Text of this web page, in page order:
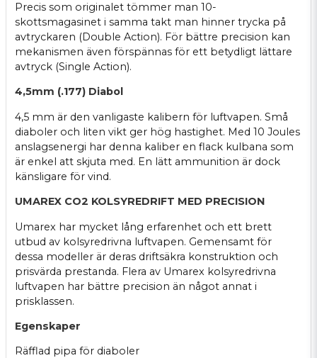
Precis som originalet tömmer man 10-
skottsmagasinet i samma takt man hinner trycka på
avtryckaren (Double Action). För bättre precision kan
mekanismen även förspännas för ett betydligt lättare
avtryck (Single Action).
4,5mm (.177) Diabol
4,5 mm är den vanligaste kalibern för luftvapen. Små
diaboler och liten vikt ger hög hastighet. Med 10 Joules
anslagsenergi har denna kaliber en flack kulbana som
är enkel att skjuta med. En lätt ammunition är dock
känsligare för vind.
UMAREX CO2 KOLSYREDRIFT MED PRECISION
Umarex har mycket lång erfarenhet och ett brett
utbud av kolsyredrivna luftvapen. Gemensamt för
dessa modeller är deras driftsäkra konstruktion och
prisvärda prestanda. Flera av Umarex kolsyredrivna
luftvapen har bättre precision än något annat i
prisklassen.
Egenskaper
Räfflad pipa för diaboler